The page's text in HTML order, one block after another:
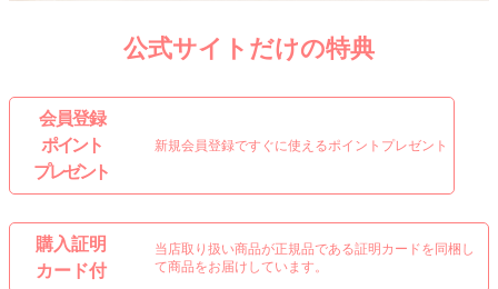
公式サイトだけの特典
会 員 登 録
ポイント
プレゼント
新規会員登録ですぐに使えるポイントプレゼント
購入証明
カード付
当店取り扱い商品が正規品である証明カードを同梱し
て商品をお届けしています。